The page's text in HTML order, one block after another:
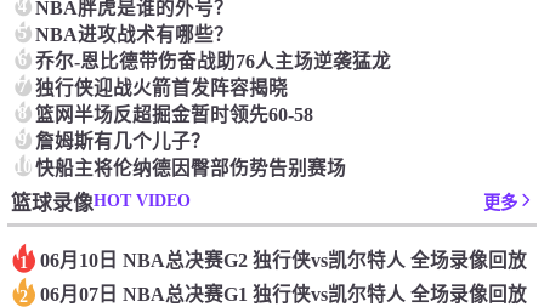
4 NBA胖虎是谁的外号？
5 NBA进攻战术有哪些？
6 乔尔-恩比德带伤奋战助76人主场逆袭猛龙
7 独行侠迎战火箭首发阵容揭晓
8 篮网半场反超掘金暂时领先60-58
9 詹姆斯有几个儿子？
10快船主将伦纳德因臀部伤势告别赛场
篮球录像HOT VIDEO 更多
1 06月10日 NBA总决赛G2 独行侠vs凯尔特人 全场录像回放
2 06月07日 NBA总决赛G1 独行侠vs凯尔特人 全场录像回放